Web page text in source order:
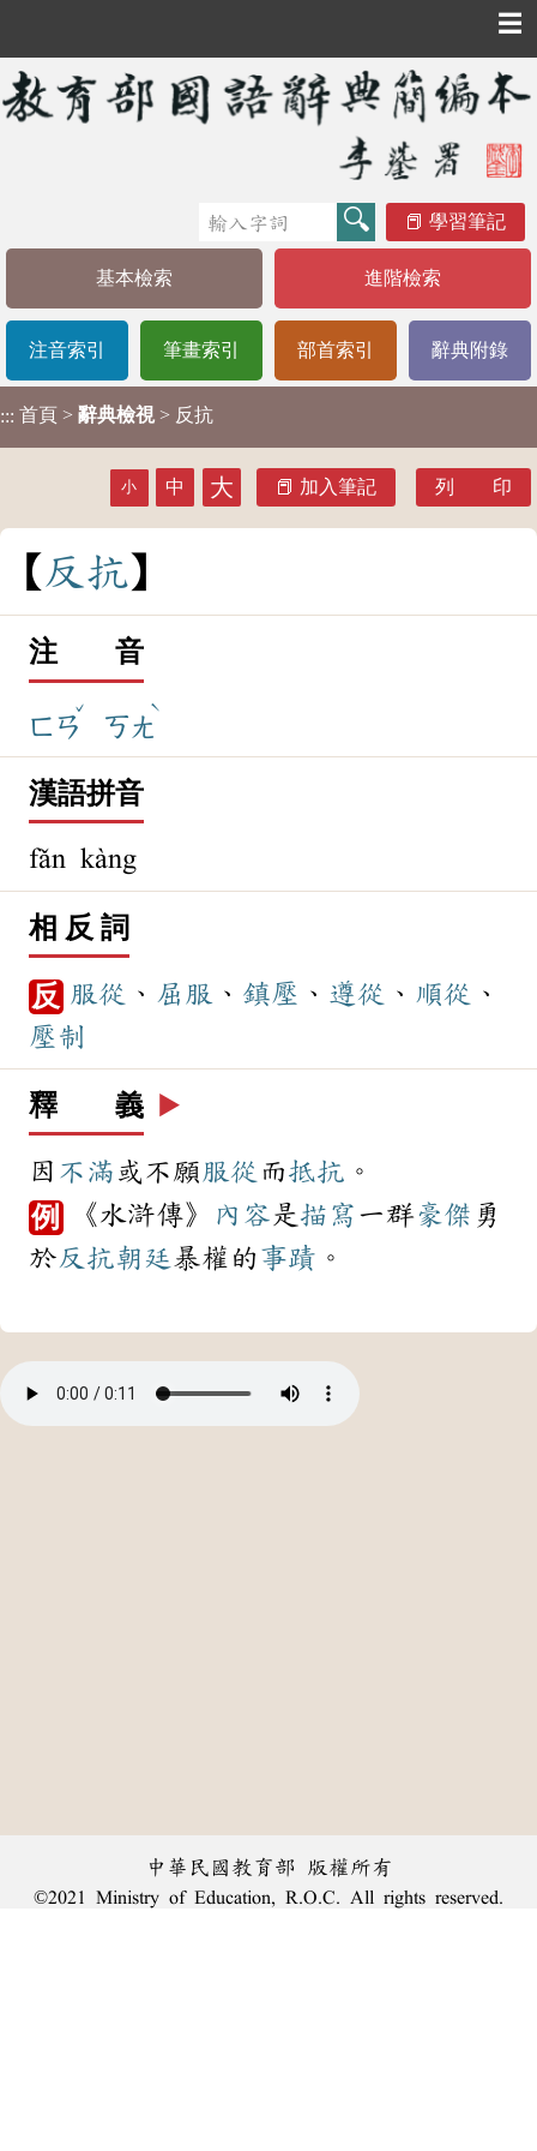
☰
學習筆記
基本檢索 進階檢索
注音索引 筆畫索引 部首索引 辭典附錄
::: 首頁 > 辭典檢視 > 反抗
小 中 大 加入筆記 列 印
反 抗
注 音
ㄈㄢ
ˇ
ㄎㄤ
ˋ
漢語拼音
fǎn kàng
相 反 詞
反 服從 、 屈服 、 鎮壓 、 遵從 、 順從 、
壓制
釋 義 ▶️
因 不滿 或不願服從 而抵抗 。
例 《水滸傳》 內容是描寫 一群豪傑 勇
於反抗朝廷暴權的 事蹟 。
中華民國教育部 版權所有
©2021 Ministry of Education, R.O.C. All rights reserved.